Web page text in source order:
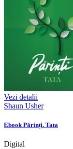
Vezi detalii
Shaun Usher
Ebook Părinți. Tata
Digital